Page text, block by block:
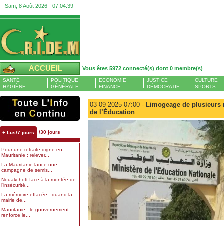
Sam, 8 Août 2026 - 07:04:40
ACCUEIL Vous êtes 5972 connecté(s) dont 0 membre(s)
SANTÉ
HYGIÈNE
POLITIQUE
GÉNÉRALE
ECONOMIE
FINANCE
JUSTICE
DÉMOCRATIE
CULTURE
SPORTS
+ Lus/7 jours /30 jours
Pour une retraite digne en
Mauritanie : relever...
La Mauritanie lance une
campagne de semis...
Nouakchott face à la montée de
l’insécurité...
La mémoire effacée : quand la
mairie de...
Mauritanie : le gouvernement
renforce le...
03-09-2025 07:00 - Limogeage de
de l’Éducation